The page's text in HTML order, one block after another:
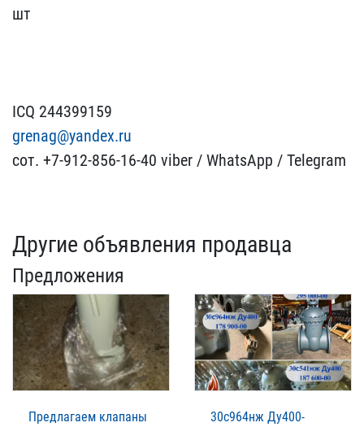
шт
ICQ 24439915​9
grenag@yandex.ru
сот. ​+7-912-856-16-40 viber /​ WhatsApp / Telegram
Другие объявления продавца
Предложения
Предлагаем клапаны
30с964нж Ду400-